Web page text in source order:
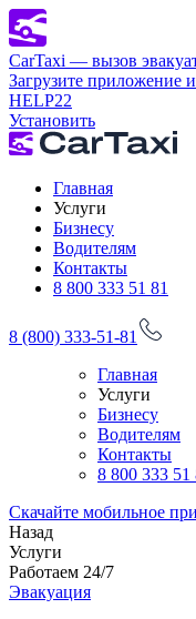
CarTaxi — вызов
Загрузите приложение
HELP22
Установить
Главная
Услуги
Бизнесу
Водителям
Контакты
8 800 333 51 81
8 (800) 333-51-81
Главная
Услуги
Бизнесу
Водителям
Контакты
8 800 333 51
Скачайте мобильное
Назад
Услуги
Работаем 24/7
Эвакуация